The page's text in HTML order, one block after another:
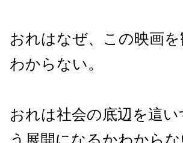
おれはなぜ、この映画
わからない。
おれは社会の底辺を這